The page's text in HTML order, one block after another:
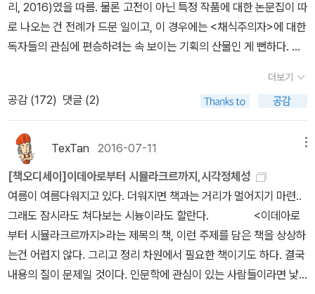
뜻이 된다. 한국에서도 이를 감안하여 오래 전부터 정부와 민간에서
한국 문학 해외 번역 지원 제도가 있었다.다만 번역 지원은 한국인 번
이었던 반면, 한강의 경우에는 외국인 번역자가 작품을 물색하고 외
국 출판사와 적극적으로 교섭해 상업 출판을 추진했다는 점에서 이미
어느 정도까지는 자체 경쟁력을 인정받은 셈이라 하겠다.그렇게 정석
대로 간행된 영역본이 맨부커상 번역 부문에서 수상한 덕에 이 한국
작가에 대한 관심이 계속 더 많이 생겨났다고 전하니, 문득 어린 왕자
가 사는 소행성을 발견한 천문학자가 전통 의상 대신 양복을 걸치고
나서야 비로소 그의 연구 결과에 세상이 주목했다는 일화가 떠오른
다.아무리 뛰어난 작품이라도 한글로만 남았다면 세계가 알아줄 리
없다. 한강의 작품 역시 간행 수년 뒤에 영어라는 세계 공용어로 번역
되어 더 주목받게 되었으니, 데보라 스미스라는 번역자를 만난 것이
며 그로 인해 영역본을 만들어낸 것이 이 작가의 경력에서는 결정적
주에서 태어나 연세대 국어국문학과를 졸업한 작가 한강은 출판사에
서 근무하던 중 1993년 ‘문학과사회’에 ‘서울의 겨울’ 등 시 4편을 실
으며 시인으로 등단했고 이듬해인 1994년 서울신문 신춘문예에 ‘붉
은 닻’이 당선되며 소설가로 첫발을 내디뎠다, 1995년 첫 소설집 『여
작가 한강은 2005년 '몽고반점'으로 이상문학상 수상하며 탄탄한 문
한 <채식주의자>는 육식을 멀리하는 주인공을 통해 욕망과 폭력의
본질을 탐구한 작품으로 유려한 문장과 삶에 대한 깊이 있는 탐구로
큰 반향을 일으켰고 2016년 시인을 지망했던 영국의 번역가 데보라
스미스의 번역으로 맨부커 국제상 수상자로 선정됐다.해외에서도 뜨
거운 반향을 불러 일으킨 작가 한강은 2014년 5.18 광주민주화운동
을 소재로 역사의 한 가운데 선 개인의 고통과 내면을 섬세하게 그린
작품 『소년이 온다』라는 작품은 2014년 만해문학상, 2017년 이탈
것도 좋았어요. 조금 더 이야기에 리얼리티가 있었다면 더 좋았겠지
만... 솔직히 '나가에'가 '악마와 같은 두뇌를 가졌다'는 느낌을 별로 못
받았어요. 아무래도 나에게 '악마와 같은 두뇌를 가진자'는 셜록 한 사
람 뿐일지도... 정연 지음, 녹시 그림 / 영상출판미디어(주) / 2016
년 5월 ''반월당의 기묘한 이야기'는 어쩌다보니 4권을 먼저 만나게
니 기담처럼 주인공은 있지만 이야기가 이어지지 않고 각 이야기가
완결되는 스타일이다보니 굳이 1편부터 읽지 않아도 되겠다는 생각
에 4편을 먼저 읽어보기로 했습니다. 그리고 실제로 시리즈 순서대로
읽을필요 없이 바로 손에 집히는 순서대로 읽어도 크게 문제는 없었
습니다. 귀신을 볼줄 아는 고등학생 '유단'과 반월당을 지키는 여우 백
란과 그의 요괴 점원들. 그들이 반월당을 지키고 있을때, 어쩌다 괴이
에 올려 반월당에 찾아와 풀어내는 이야기들은 어릴적 무서운 이야기
나 환상적인 이야기를 다시 듣는것 같아서 즐겁게 읽었습니다. 익숙
리, 2016)였을 따름. 물론 고전이 아닌 특정 작품에 대한 논문집이 따
로 나오는 건 전례가 드문 일이고, 이 경우에는 <채식주의자>에 대한
독자들의 관심에 편승하려는 속 보이는 기획의 산물인 게 뻔하다. 그
다. <채식주의자>를 다룬 다섯 편의 평문/논문 모음인데, 네 편은 어
설프거나 내게 별로 도움이 되지 않는 글이었고, 한 편 정도만 읽을 만
했다. 그런데 사실 더 큰 문제는 <채식주의자>란 작품 자체가 내게
는 별로 인상적이지 않은 어설픈 작품이라는 점. 맨부커상 수상작이
라는 후광을 달게 된 작품에 대해서 냉담하게 말하는 건 자칫 누워서
침뱉기가 될 수 있지만, 아닌 건 아닌 거다. 시적인 이미지나 문체가
부분적으로 강한 인상을 줄지는 모르겠지만 뭔가 말이 되는 이야기를
쓰는 데에서 산문작가의 본분을 찾을 수 있다면, 이 작품에서 나는 그
런 작가를 발견하기 어렵다. 리얼리티가 현저하게 부족하다고 여겨져
서다. 억지스러운 구석이 많다는 얘기다. 김연수 작가의 품평을 흉내
내자면 '개연성은 있으나 핍진성이 부족하다.' 이 작품에 대한 불만은
더보기
공감 (172) 댓글 (2)
TexTan 2016-07-11
[책오디세이]이데아로부터 시뮬라크르까지,시각정체성
여름이 여름다워지고 있다. 더워지면 책과는 거리가 멀어지기 마련..
그래도 잠시라도 쳐다보는 시늉이라도 할란다. <이데아로
부터 시뮬라크르까지>라는 제목의 책, 이런 주제를 담은 책을 상상하
는건 어렵지 않다. 그리고 정리 차원에서 필요한 책이기도 하다. 결국
내용의 질이 문제일 것이다. 인문학에 관심이 있는 사람들이라면 낯